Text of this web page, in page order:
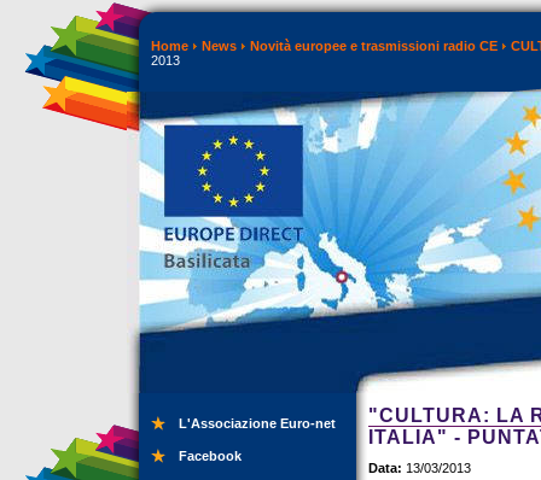
Home News Novità europee e trasmissioni radio CE
2013
L'Associazione Euro-net
Facebook
"CULTURA: LA
ITALIA" -
Data: 13/03/2013